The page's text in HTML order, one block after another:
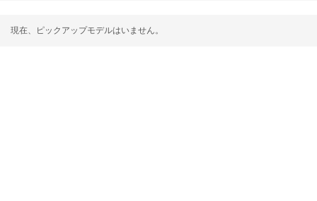
現在、ピックアップモデルはいません。